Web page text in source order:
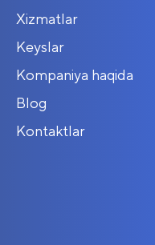
Xizmatlar
Keyslar
Kompaniya haqida
Blog
Kontaktlar